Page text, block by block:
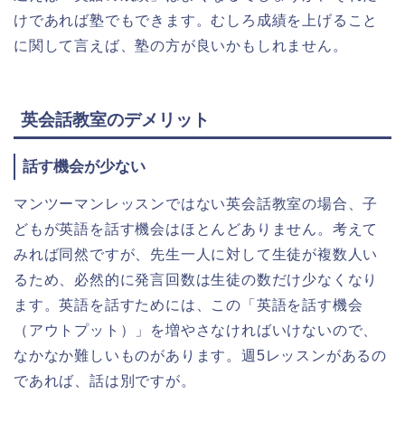
けであれば塾でもできます。むしろ成績を上げること
に関して言えば、塾の方が良いかもしれません。
英会話教室のデメリット
話す機会が少ない
マンツーマンレッスンではない英会話教室の場合、子
どもが英語を話す機会はほとんどありません。考えて
みれば同然ですが、先生一人に対して生徒が複数人い
るため、必然的に発言回数は生徒の数だけ少なくなり
ます。英語を話すためには、この「英語を話す機会
（アウトプット）」を増やさなければいけないので、
なかなか難しいものがあります。週5レッスンがあるの
であれば、話は別ですが。